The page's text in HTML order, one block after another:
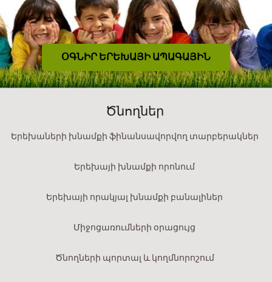
ՕԳՆԻՐ ԵՐԵԽԱՅԻ ԱՊԱԳԱՅԻՆ
Ծնողներ
Երեխաների խնամքի ֆինանսավորվող տարբերակներ
Երեխայի խնամքի որոնում
Երեխայի որակյալ խնամքի բանալիներ
Միջոցառումների օրացույց
Ծնողների պորտալ և կողմնորոշում